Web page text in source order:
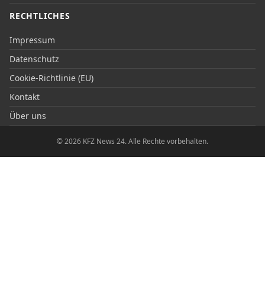
RECHTLICHES
Impressum
Datenschutz
Cookie-Richtlinie (EU)
Kontakt
Über uns
© 2026 KFZ News 24. Alle Rechte vorbehalten.